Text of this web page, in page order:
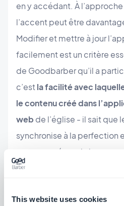
This website uses cookies
en y accédant. À
l’accent peut être
Modifier et mettre à jour
facilement est un critère
de Goodbarber qu’il a
c’estla facilité avec
le contenu créé dans
web de l’église - il sait que
synchronise à la perfection
sont envoyés sur la bonne